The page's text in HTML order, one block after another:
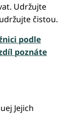
Udržujte
čistou.
podle
poznáte
Jejich